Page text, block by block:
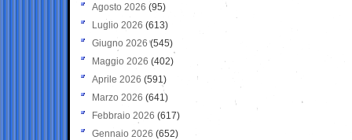
Agosto 2026 (95)
Luglio 2026 (613)
Giugno 2026 (545)
Maggio 2026 (402)
Aprile 2026 (591)
Marzo 2026 (641)
Febbraio 2026 (617)
Gennaio 2026 (652)